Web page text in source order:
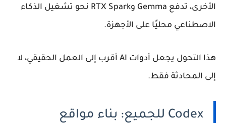
الأخرى، تدفع Gemma وRTX Spark نحو تشغيل الذكاء
الاصطناعي محليًا على الأجهزة.
هذا التحول يجعل أدوات AI أقرب إلى العمل الحقيقي، لا
إلى المحادثة فقط.
Codex للجميع: بناء مواقع